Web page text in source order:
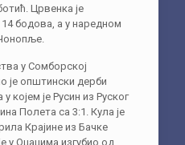
Црвенка је
14 бодова, а у наредном
у Сомборској
је општински дерби
којем је Русин из Руског
Полета са 3:1. Кула је
Крајине из Бачке
у Оџацима изгубио од